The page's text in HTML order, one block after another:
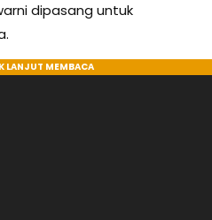
dipasang untuk